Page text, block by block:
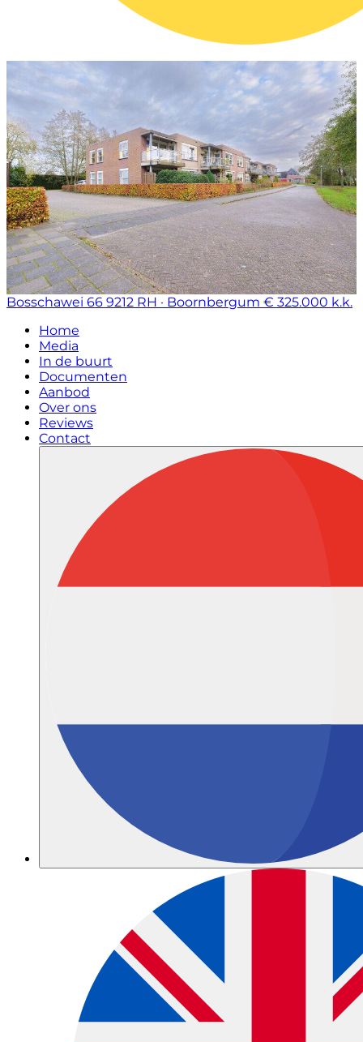
Bosschawei 66 9212 RH · Boornbergum € 325.000 k.k.
Home
Media
In de buurt
Documenten
Aanbod
Over ons
Reviews
Contact